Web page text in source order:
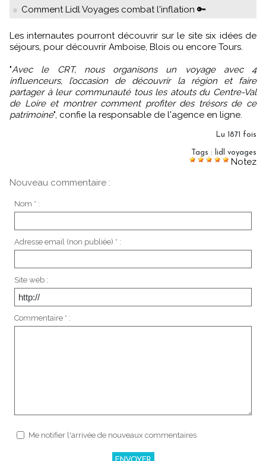
Comment Lidl Voyages combat l'inflation 🔑
Les internautes pourront découvrir sur le site six idées de
séjours, pour découvrir Amboise, Blois ou encore Tours.
"Avec le CRT, nous organisons un voyage avec 4
influenceurs, l’occasion de découvrir la région et faire
partager à leur communauté tous les atouts du Centre-Val
de Loire et montrer comment profiter des trésors de ce
patrimoine", confie la responsable de l'agence en ligne.
Lu 1871 fois
Tags : lidl voyages
Notez
Nouveau commentaire :
Nom * :
Adresse email (non publiée) * :
Site web :
Commentaire * :
Me notifier l'arrivée de nouveaux commentaires